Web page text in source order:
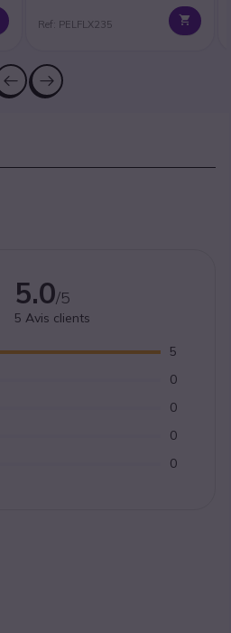
Ref: PELFLX235
5.0/5
5 Avis clients
5
0
0
0
0